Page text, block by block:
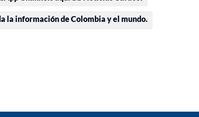
la información de Colombia y el mundo.